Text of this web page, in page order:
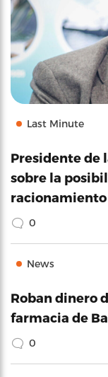
Last Minute
Presidente de
sobre la
racionamiento
0
News
Roban dinero
farmacia de
0